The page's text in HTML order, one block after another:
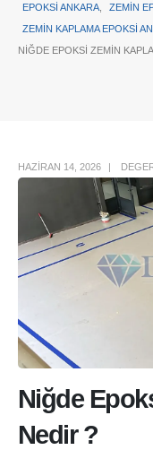
EPOKSI ANKARA
ZEMIN
ZEMIN KAPLAMA EPOKSI
NIĞDE EPOKSI ZEMIN
HAZIRAN 14, 2026
Niğde
Nedir ?
Author Box